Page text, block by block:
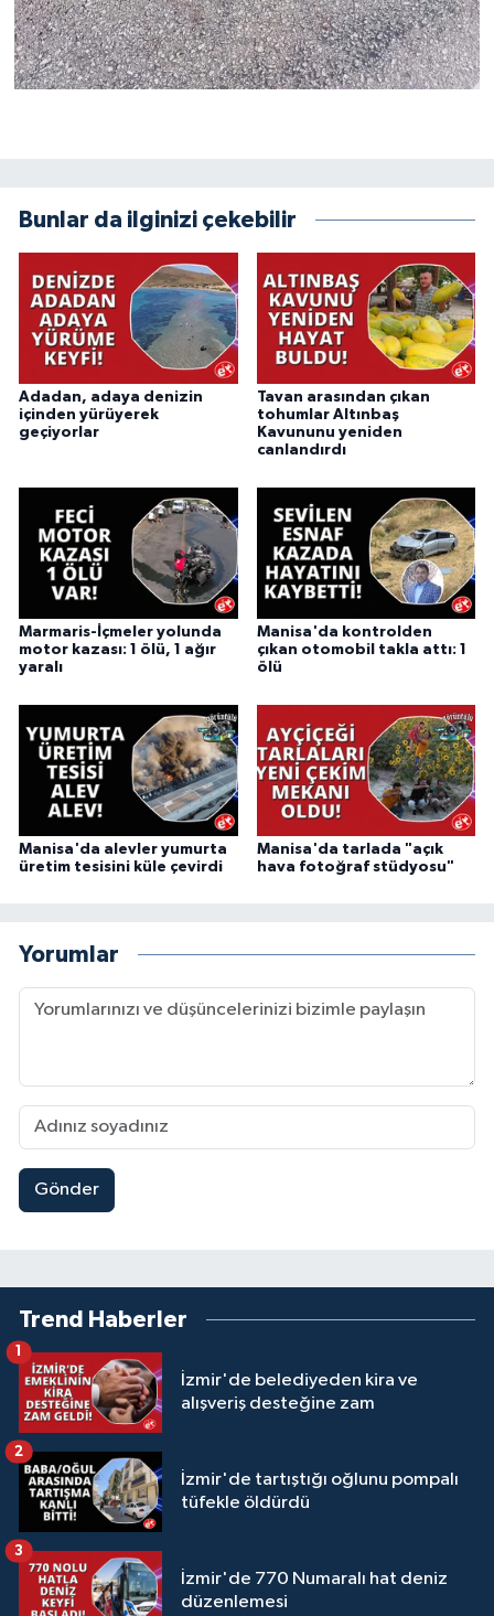
Bunlar da ilginizi çekebilir
Adadan, adaya denizin
içinden yürüyerek
geçiyorlar
Tavan arasından çıkan
tohumlar Altınbaş
Kavununu yeniden
canlandırdı
Marmaris-İçmeler yolunda
motor kazası: 1 ölü, 1 ağır
yaralı
Manisa'da kontrolden
çıkan otomobil takla attı: 1
ölü
Manisa'da alevler yumurta
üretim tesisini küle çevirdi
Manisa'da tarlada "açık
hava fotoğraf stüdyosu"
Yorumlar
Gönder
Trend Haberler
İzmir'de belediyeden kira ve
alışveriş desteğine zam
1
İzmir'de tartıştığı oğlunu pompalı
tüfekle öldürdü
2
İzmir'de 770 Numaralı hat deniz
düzenlemesi
3